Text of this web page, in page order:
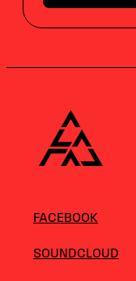
Alataj
FACEBOOK
SOUNDCLOUD